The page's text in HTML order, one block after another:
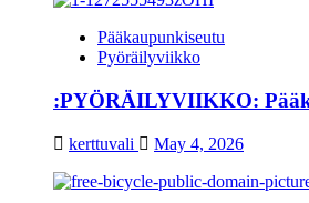
Pääkaupunkiseutu
Pyöräilyviikko
:PYÖRÄILYVIIKKO:
kerttuvali May 4, 2026